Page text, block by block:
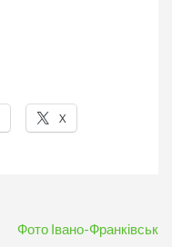
X
Фото Івано-Франківськ